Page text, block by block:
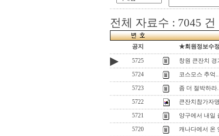
전체 자료수 : 7045 건
공지 ★회원정보수
▶ 5725
창원 큰잔치
5724
코스모스 추억
5723
좀 더 절박하라
5722
큰잔치참가자
5721
양구에서 내일
5720
캐나다에서 온